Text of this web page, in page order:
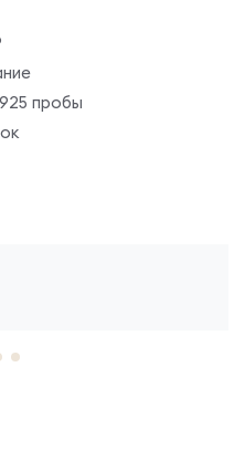
пробы